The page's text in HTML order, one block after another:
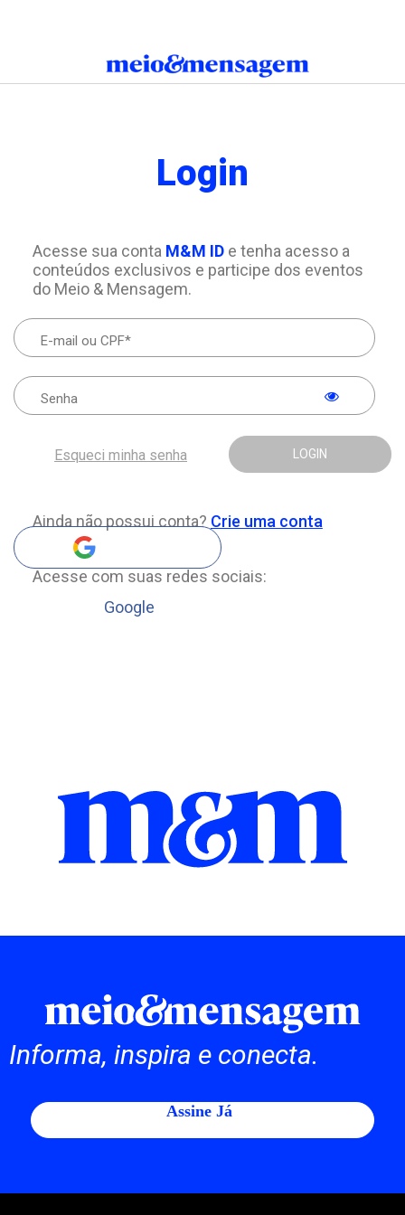
Login
Acesse sua conta M&M IDe tenha acesso a
conteúdos exclusivos e participe dos eventos
do Meio & Mensagem.
LOGIN
Esqueci minha senha
Ainda não possui conta? Crie uma conta
Acesse com suas redes sociais:
Google
Informa, inspira e conecta.
Assine Já